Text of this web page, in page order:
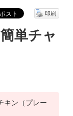
単チャ
印刷
キン（プレー